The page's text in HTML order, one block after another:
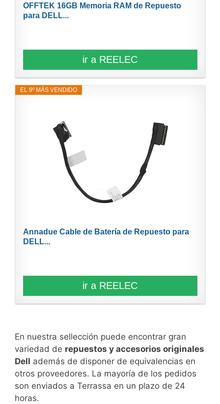
OFFTEK 16GB Memoria RAM de Repuesto
para DELL...
ir a REELEC
EL 9º MÁS VENDIDO
Annadue Cable de Batería de Repuesto para
DELL...
ir a REELEC
En nuestra sellección puede encontrar gran
variedad de repuestos y accesorios originales
Dell además de disponer de equivalencias en
otros proveedores. La mayoría de los pedidos
son enviados a Terrassa en un plazo de 24
horas.